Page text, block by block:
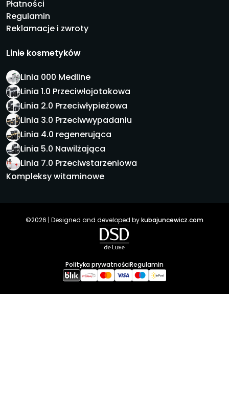
Płatności
Regulamin
Reklamacje i zwroty
Linie kosmetyków
Linia 000 Medline
Linia 1.0 Przeciwłojotokowa
Linia 2.0 Przeciwłypieżowa
Linia 3.0 Przeciwwypadaniu
Linia 4.0 regenerująca
Linia 5.0 Nawilżająca
Linia 7.0 Przeciwstarzeniowa
Kompleksy witaminowe
©2026 | Designed and developed bykubajuncewicz.com
Polityka prywatnościRegulamin